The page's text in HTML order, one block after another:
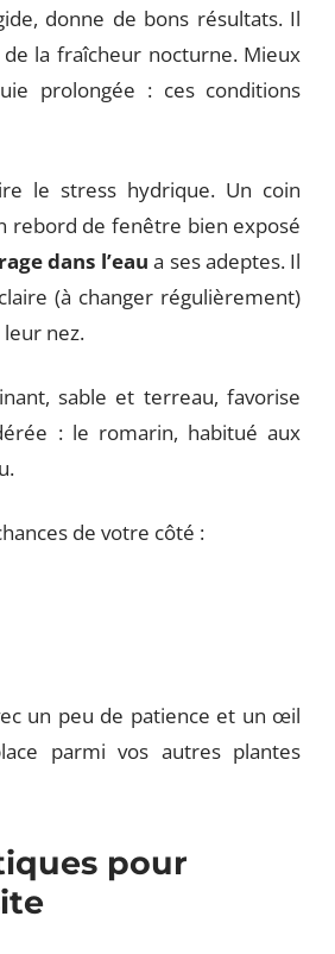
donne de bons résultats. Il
la fraîcheur nocturne. Mieux
prolongée : ces conditions
le stress hydrique. Un coin
rebord de fenêtre bien exposé
dans l’eau a ses adeptes. Il
(à changer régulièrement)
nez.
sable et terreau, favorise
: le romarin, habitué aux
de votre côté :
un peu de patience et un œil
parmi vos autres plantes
pour